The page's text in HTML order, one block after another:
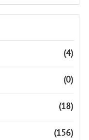
(4)
(0)
(18)
(156)